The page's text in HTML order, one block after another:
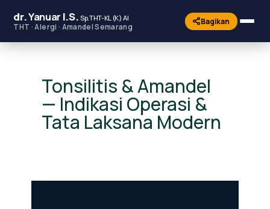
dr.Yanuar I.S.Sp.THT-KL (K) AI
THT · Alergi · Amandel Semarang
Bagikan
Tonsilitis & Amandel
— Indikasi Operasi &
Tata Laksana Modern